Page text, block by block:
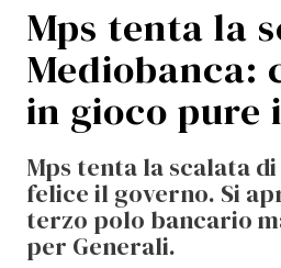
Mps tenta la
Mediobanca:
in gioco pure
Mps tenta la scalata
felice il governo. Si
terzo polo bancario
per Generali.